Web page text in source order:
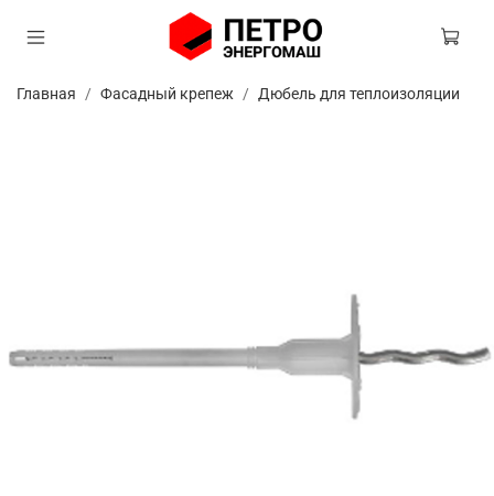
Главная Фасадный крепеж Дюбель для теплоизоляции